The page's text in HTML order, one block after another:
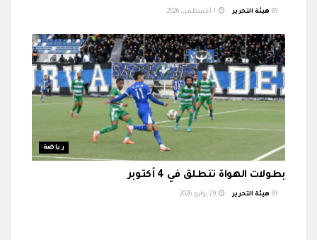
BY هيئة التحرير
رياضة
بطولات الهواة تنطلق في 4 أكتوبر
BY هيئة التحرير